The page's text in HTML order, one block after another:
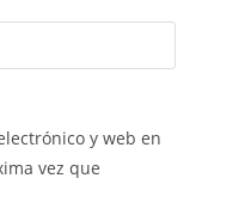
y web en
vez que